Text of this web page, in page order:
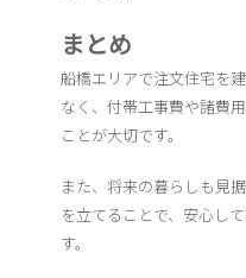
まとめ
船橋エリアで注文住宅を
なく、付帯工事費や諸費
ことが大切です。
また、将来の暮らしも見
を立てることで、安心し
す。